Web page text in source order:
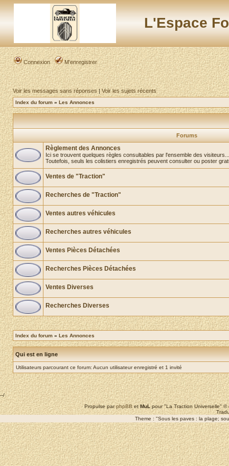
L'Espace
Connexion M’enregistrer
Voir les messages sans réponses|Voir les sujets récents
Index du forum » Les Annonces
Forums
Règlement des Annonces
Ici se trouvent quelques règles consultables par l'ensemble des visiteurs...
Toutefois, seuls les colistiers enregistrés peuvent consulter ou poster
Ventes de "Traction"
Recherches de "Traction"
Ventes autres véhicules
Recherches autres véhicules
Ventes Pièces Détachées
Recherches Pièces Détachées
Ventes Diverses
Recherches Diverses
Index du forum » Les Annonces
Qui est en ligne
Utilisateurs parcourant ce forum: Aucun utilisateur enregistré et 1 invité
--/
Propulse parphpBBetMuLpour "La Traction Universelle"
Theme : "Sous les paves : la plage;